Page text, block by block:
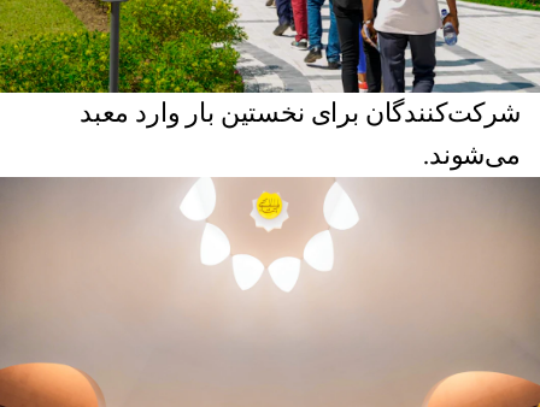
شرکت‌کنندگان برای نخستین بار وارد معبد
می‌شوند.